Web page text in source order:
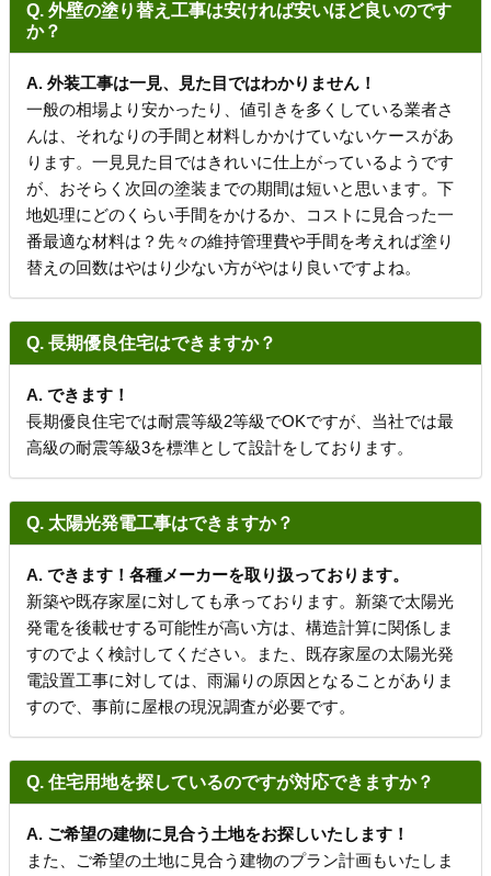
Q. 外壁の塗り替え工事は安ければ安いほど良いのです
か？
A. 外装工事は一見、見た目ではわかりません！
一般の相場より安かったり、値引きを多くしている業者さ
んは、それなりの手間と材料しかかけていないケースがあ
ります。一見見た目ではきれいに仕上がっているようです
が、おそらく次回の塗装までの期間は短いと思います。下
地処理にどのくらい手間をかけるか、コストに見合った一
番最適な材料は？先々の維持管理費や手間を考えれば塗り
替えの回数はやはり少ない方がやはり良いですよね。
Q. 長期優良住宅はできますか？
A. できます！
長期優良住宅では耐震等級2等級でOKですが、当社では最
高級の耐震等級3を標準として設計をしております。
Q. 太陽光発電工事はできますか？
A. できます！各種メーカーを取り扱っております。
新築や既存家屋に対しても承っております。新築で太陽光
発電を後載せする可能性が高い方は、構造計算に関係しま
すのでよく検討してください。また、既存家屋の太陽光発
電設置工事に対しては、雨漏りの原因となることがありま
すので、事前に屋根の現況調査が必要です。
Q. 住宅用地を探しているのですが対応できますか？
A. ご希望の建物に見合う土地をお探しいたします！
また、ご希望の土地に見合う建物のプラン計画もいたしま